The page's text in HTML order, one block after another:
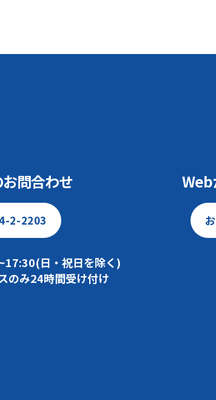
問合わせ
2-2203
日・祝日を除く)
のみ24時間受け付け
Web